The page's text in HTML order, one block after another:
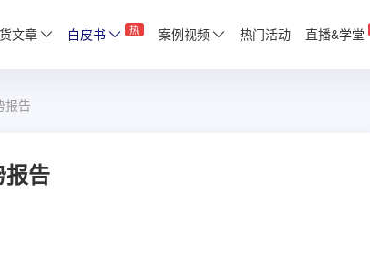
文章 白皮书 热 案例视频 热门活动 直播&学堂
报告
报告